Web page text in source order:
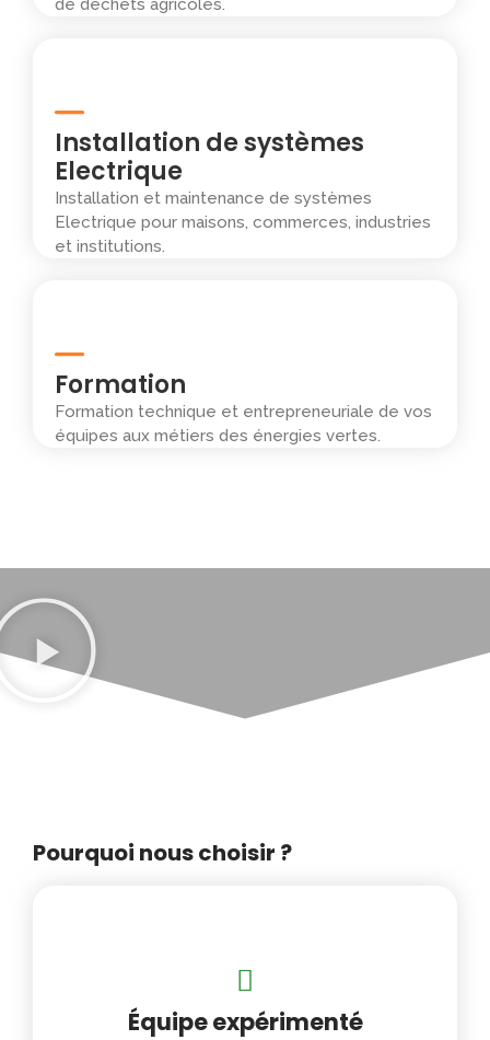
de déchets agricoles.
Installation de systèmes
Electrique
Installation et maintenance de systèmes
Electrique pour maisons, commerces, industries
et institutions.
Formation
Formation technique et entrepreneuriale de vos
équipes aux métiers des énergies vertes.
Pourquoi nous choisir ?
Équipe expérimenté